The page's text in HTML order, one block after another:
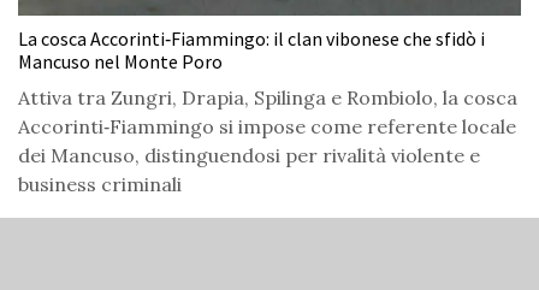
La cosca Accorinti‑Fiammingo: il clan vibonese che sfidò i
Mancuso nel Monte Poro
Attiva tra Zungri, Drapia, Spilinga e Rombiolo, la cosca
Accorinti‑Fiammingo si impose come referente locale
dei Mancuso, distinguendosi per rivalità violente e
business criminali